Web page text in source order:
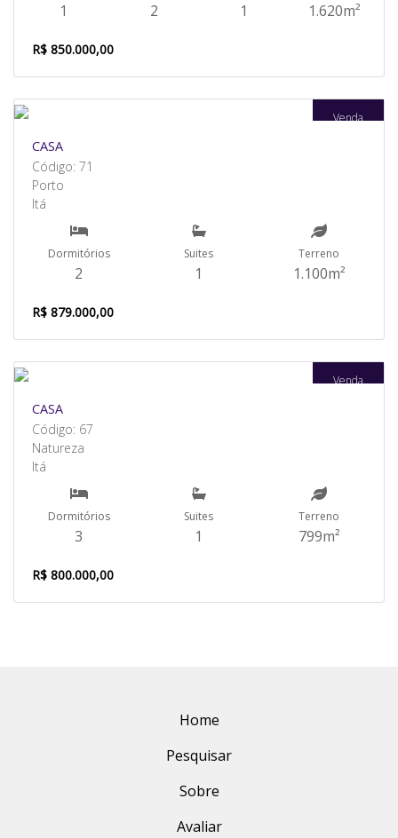
1 2 1 1.620m²
R$ 850.000,00
Venda
CASA
Código: 71
Porto
Itá
Dormitórios
2
Suites
1
Terreno
1.100m²
R$ 879.000,00
Venda
CASA
Código: 67
Natureza
Itá
Dormitórios
3
Suites
1
Terreno
799m²
R$ 800.000,00
Home
Pesquisar
Sobre
Avaliar